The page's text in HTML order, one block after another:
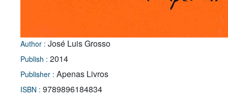
Author : José Luis Grosso
Publish : 2014
Publisher : Apenas Livros
ISBN : 9789896184834